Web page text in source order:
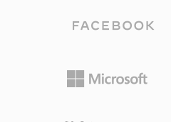
个人电脑上的广泛普及。
二进制层面上相对容易编
个音频流，可在单个文件